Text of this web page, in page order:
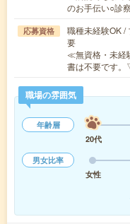
のお手伝い○診
応募資格
職種未経験OK /
要
≪無資格・未
書は不要です
職場の雰囲気
年齢層
20代
男女比率
女性